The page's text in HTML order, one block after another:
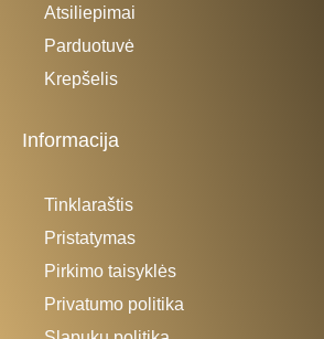
Atsiliepimai
Parduotuvė
Krepšelis
Informacija
Tinklaraštis
Pristatymas
Pirkimo taisyklės
Privatumo politika